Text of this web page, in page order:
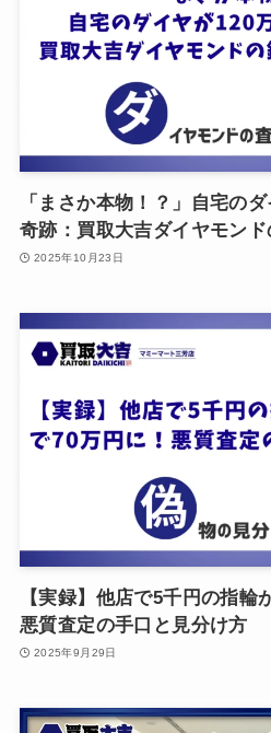
「まさか本物！？」自宅の
奇跡：買取大吉ダイヤモン
2025年10月23日
【実録】他店で5千円の指輪
悪質査定の手口と見分け方
2025年9月29日